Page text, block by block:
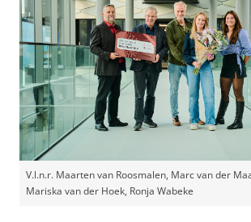
V.l.n.r. Maarten van Roosmalen, Marc van der
Mariska van der Hoek, Ronja Wabeke